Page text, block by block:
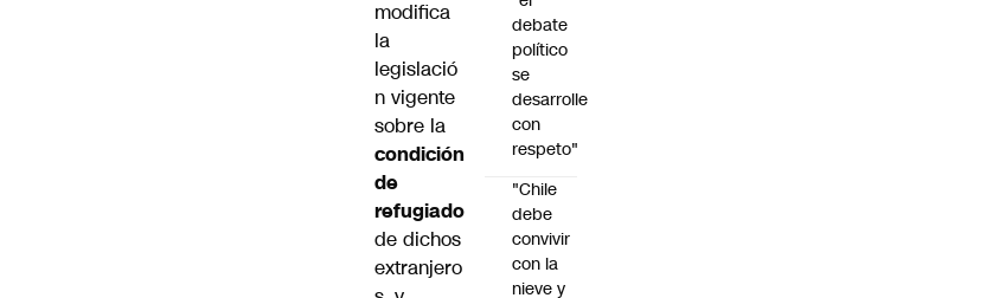
modifica
la
legislació
n vigente
sobre la
condición
de
refugiado
de dichos
extranjero
debate
político
se
desarrolle
con
respeto"
"Chile
debe
convivir
con la
nieve y